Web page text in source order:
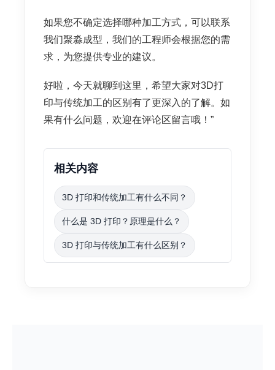
如果您不确定选择哪种加工方式，可以联系
我们聚淼成型，我们的工程师会根据您的需
求，为您提供专业的建议。
好啦，今天就聊到这里，希望大家对3D打
印与传统加工的区别有了更深入的了解。如
果有什么问题，欢迎在评论区留言哦！”
相关内容
3D 打印和传统加工有什么不同？
什么是 3D 打印？原理是什么？
3D 打印与传统加工有什么区别？